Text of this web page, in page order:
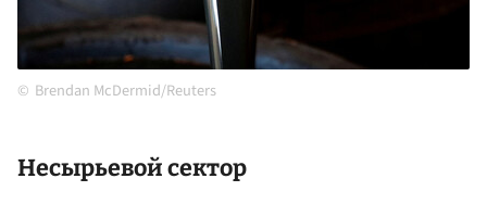
Brendan McDermid/Reuters
Несырьевой сектор